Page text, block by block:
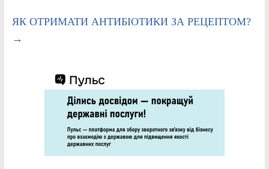
ЯК ОТРИМАТИ АНТИБІОТИКИ ЗА РЕЦЕПТОМ?
→